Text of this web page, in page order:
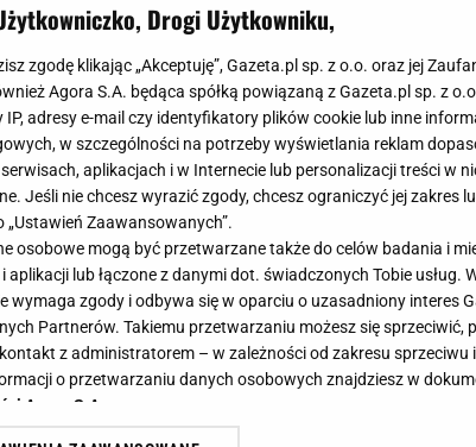
Joanna Moro i Agnieszka
Drogi Użytkowniku,
zgodę klikając „Akceptuję”, Gazeta.pl sp. z o.o. oraz jej
Agora S.A. będąca spółką powiązaną z Gazeta.pl sp. z
IP, adresy e-mail czy identyfikatory plików cookie lub inne
w szczególności na potrzeby wyświetlania reklam
aplikacjach i w Internecie lub personalizacji treści w
Jeśli nie chcesz wyrazić zgody, chcesz ograniczyć jej zakres
„Ustawień Zaawansowanych”.
osobowe mogą być przetwarzane także do celów badania i
aplikacji lub łączone z danymi dot. świadczonych Tobie
wymaga zgody i odbywa się w oparciu o uzasadniony interes
Partnerów. Takiemu przetwarzaniu możesz się sprzeciwić,
kontakt z administratorem – w zależności od zakresu
o przetwarzaniu danych osobowych znajdziesz w
Agora S.A.